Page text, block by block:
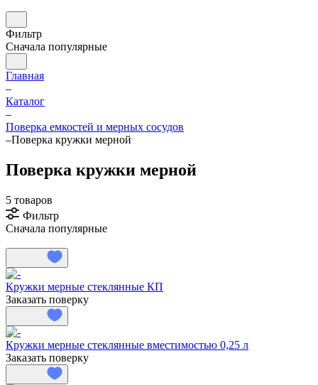
Фильтр
Сначала популярные
Главная
–
Каталог
–
Поверка емкостей и мерных сосудов
–Поверка кружки мерной
Поверка кружки мерной
5 товаров
Фильтр
Сначала популярные
Кружки мерные стеклянные КП
Заказать поверку
Кружки мерные стеклянные вместимостью 0,25 л
Заказать поверку